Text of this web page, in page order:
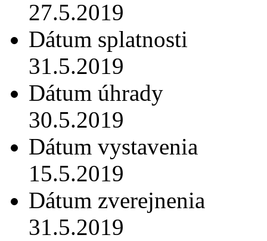
27.5.2019
Dátum splatnosti
31.5.2019
Dátum úhrady
30.5.2019
Dátum vystavenia
15.5.2019
Dátum zverejnenia
31.5.2019